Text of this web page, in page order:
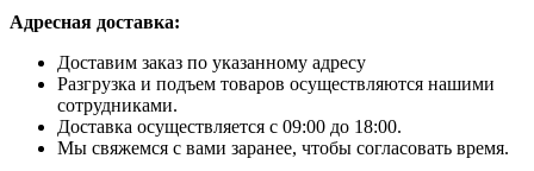
Адресная доставка:
Доставим заказ по указанному адресу
Разгрузка и подъем товаров осуществляются нашими
сотрудниками.
Доставка осуществляется с 09:00 до 18:00.
Мы свяжемся с вами заранее, чтобы согласовать время.